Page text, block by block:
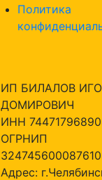
Политика
ИП БИЛАЛОВ
ДОМИРОВИЧ
ИНН
ОГРНИП
324745600087610
Адрес: